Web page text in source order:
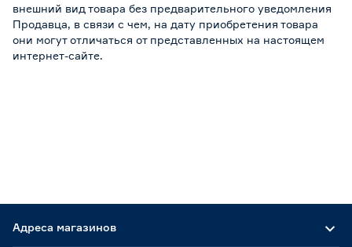
внешний вид товара без предварительного уведомления
Продавца, в связи с чем, на дату приобретения товара
они могут отличаться от представленных на настоящем
интернет-сайте.
Адреса магазинов